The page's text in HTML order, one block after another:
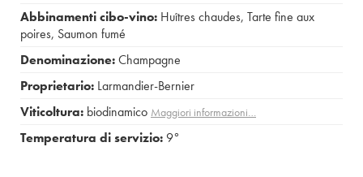
Abbinamenti cibo-vino: Huîtres chaudes, Tarte fine aux
poires, Saumon fumé
Denominazione:Champagne
Proprietario: Larmandier-Bernier
Viticoltura: biodinamico Maggiori informazioni…
Temperatura di servizio: 9°